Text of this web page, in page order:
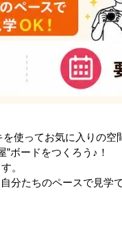
使ってお気に入りの
ボードをつくろう♪！
。
分たちのペースで見学